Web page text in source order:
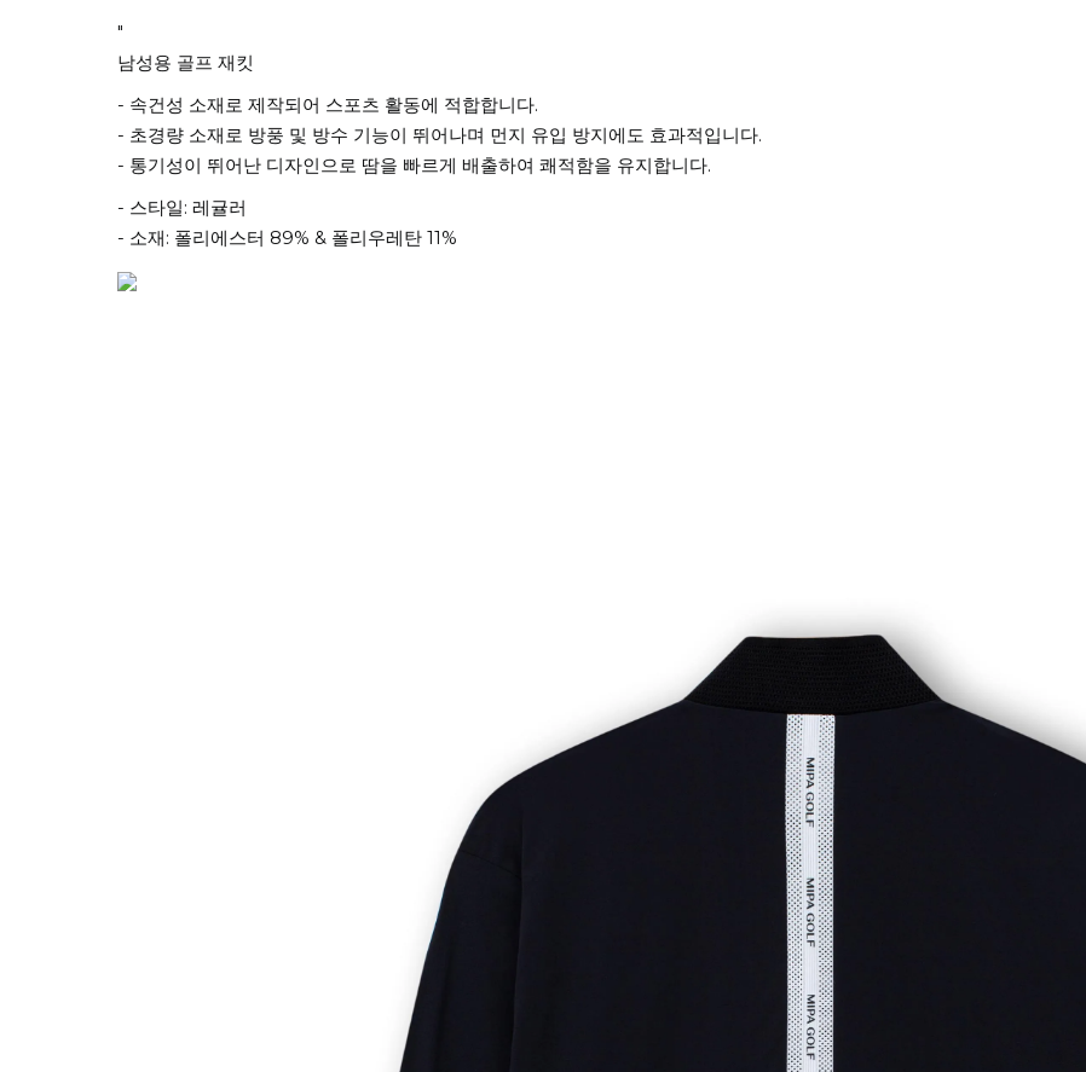
"
남성용 골프 재킷
- 속건성 소재로 제작되어 스포츠 활동에 적합합니다.
- 초경량 소재로 방풍 및 방수 기능이 뛰어나며 먼지 유입 방지에도 효과적입니다.
- 통기성이 뛰어난 디자인으로 땀을 빠르게 배출하여 쾌적함을 유지합니다.
- 스타일: 레귤러
- 소재: 폴리에스터 89% & 폴리우레탄 11%